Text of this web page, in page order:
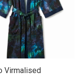
Virmalised